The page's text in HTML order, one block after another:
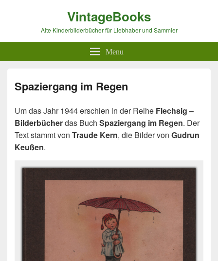
VintageBooks
Alte Kinderbilderbücher für Liebhaber und Sammler
Menu
Spaziergang im Regen
Um das Jahr 1944 erschien in der Reihe Flechsig –
Bilderbücherdas Buch Spaziergang im Regen. Der
Text stammt von Traude Kern, die Bilder von Gudrun
Keußen.